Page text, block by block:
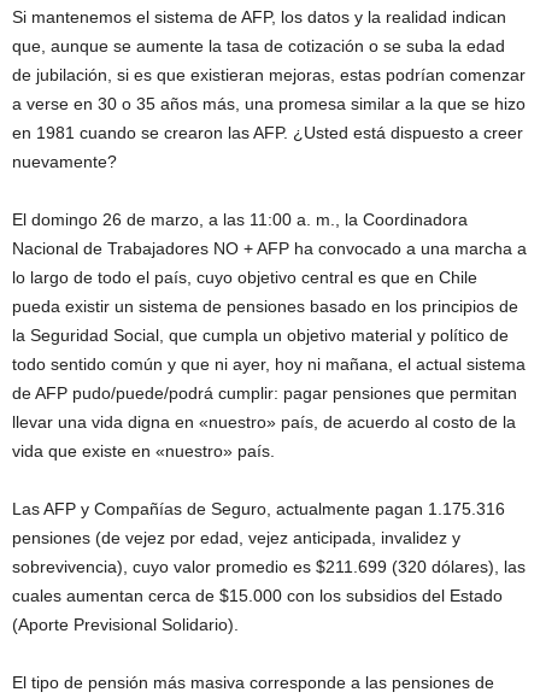
Si mantenemos el sistema de AFP, los datos y la realidad indican
que, aunque se aumente la tasa de cotización o se suba la edad
de jubilación, si es que existieran mejoras, estas podrían comenzar
a verse en 30 o 35 años más, una promesa similar a la que se hizo
en 1981 cuando se crearon las AFP. ¿Usted está dispuesto a creer
nuevamente?
El domingo 26 de marzo, a las 11:00 a. m., la Coordinadora
Nacional de Trabajadores NO + AFP ha convocado a una marcha a
lo largo de todo el país, cuyo objetivo central es que en Chile
pueda existir un sistema de pensiones basado en los principios de
la Seguridad Social, que cumpla un objetivo material y político de
todo sentido común y que ni ayer, hoy ni mañana, el actual sistema
de AFP pudo/puede/podrá cumplir: pagar pensiones que permitan
llevar una vida digna en «nuestro» país, de acuerdo al costo de la
vida que existe en «nuestro» país.
Las AFP y Compañías de Seguro, actualmente pagan 1.175.316
pensiones (de vejez por edad, vejez anticipada, invalidez y
sobrevivencia), cuyo valor promedio es $211.699 (320 dólares), las
cuales aumentan cerca de $15.000 con los subsidios del Estado
(Aporte Previsional Solidario).
El tipo de pensión más masiva corresponde a las pensiones de